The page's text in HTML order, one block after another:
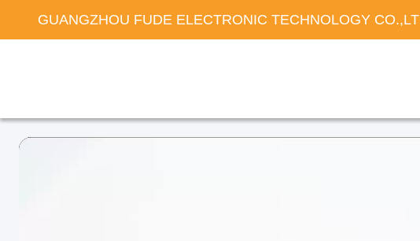
GUANGZHOU FUDE ELECTRONIC TECHNOLOGY